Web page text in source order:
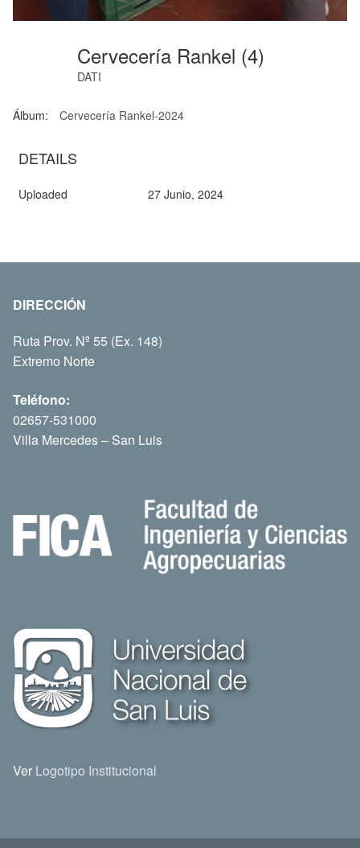
Cervecería Rankel (4)
DATI
Álbum: Cervecería Rankel-2024
DETAILS
Uploaded 27 Junio, 2024
DIRECCIÓN
Ruta Prov. Nº 55 (Ex. 148)
Extremo Norte
Teléfono:
02657-531000
Villa Mercedes – San Luis
Ver Logotipo Institucional